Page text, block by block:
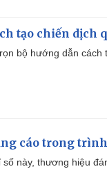
tạo chiến dịch
bộ hướng dẫn cách
cáo trong
này, thương hiệu